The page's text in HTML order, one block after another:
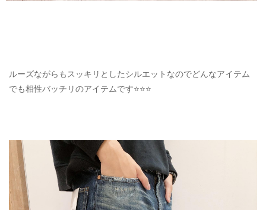
ルーズながらもスッキリとしたシルエットなのでどんなアイテム
でも相性バッチリのアイテムです⭐️⭐️⭐️